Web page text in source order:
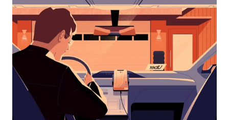
выбрать
дату.
Чтобы
закрыть
календарь,
нажмите
Esc.